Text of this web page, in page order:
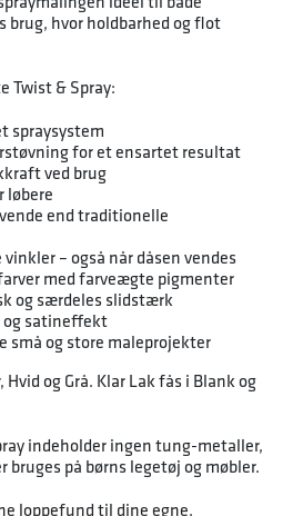
brug, hvor holdbarhed og flot
Twist & Spray:
spraysystem
for et ensartet resultat
ved brug
løbere
end traditionelle
vinkler – også når dåsen vendes
med farveægte pigmenter
og særdeles slidstærk
og satineffekt
små og store maleprojekter
og Grå. Klar Lak fås i Blank og
indeholder ingen tung-metaller,
bruges på børns legetøj og møbler.
loppefund til dine egne.